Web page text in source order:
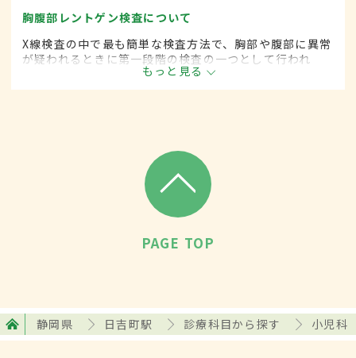
胸腹部レントゲン検査について
X線検査の中で最も簡単な検査方法で、胸部や腹部に異常
が疑われるときに第一段階の検査の一つとして行われ
もっと見る
PAGE TOP
静岡県 日吉町駅 診療科目から探す 小児科